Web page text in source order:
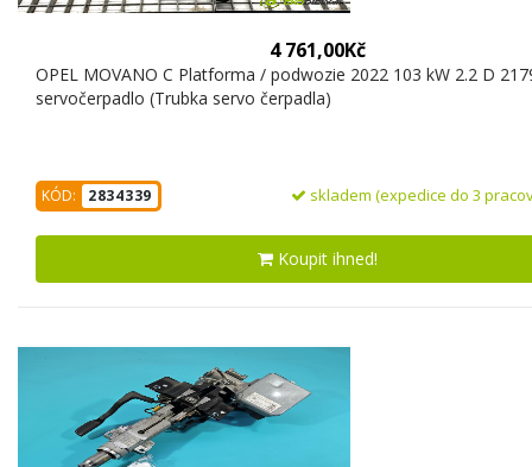
4 761,00Kč
OPEL MOVANO C Platforma / podwozie 2022 103 kW 2.2 D
servočerpadlo (Trubka servo čerpadla)
KÓD: 2834339 skladem (expedice do 3
Koupit ihned!